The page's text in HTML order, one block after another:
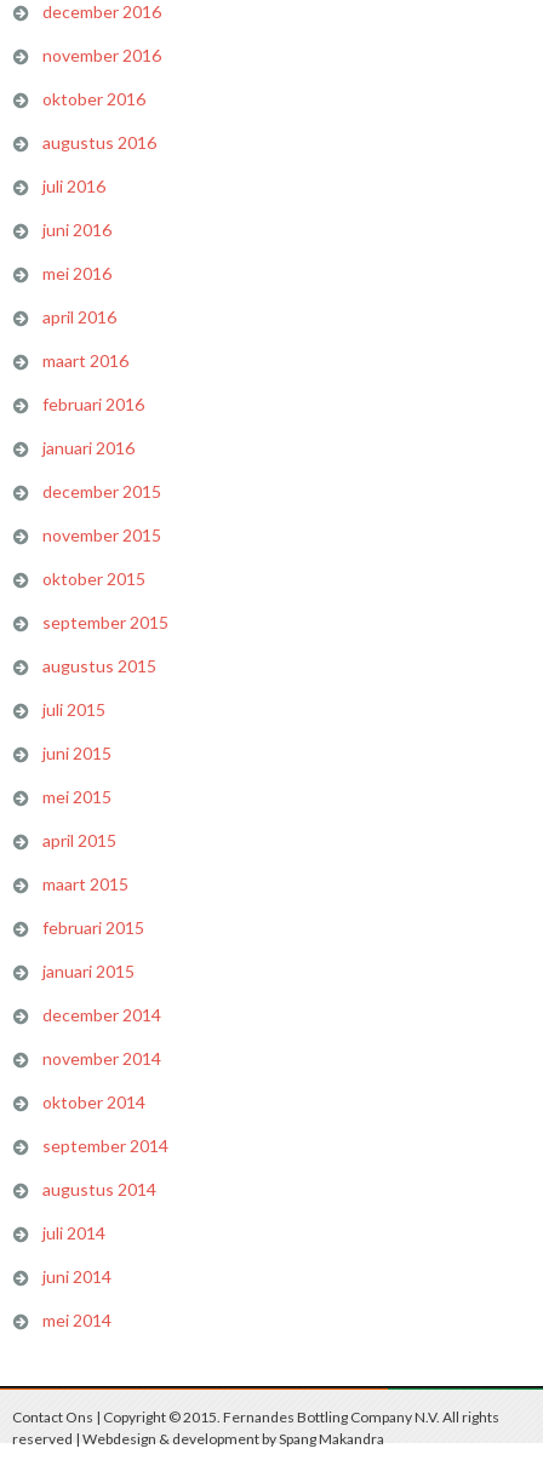
december 2016
november 2016
oktober 2016
augustus 2016
juli 2016
juni 2016
mei 2016
april 2016
maart 2016
februari 2016
januari 2016
december 2015
november 2015
oktober 2015
september 2015
augustus 2015
juli 2015
juni 2015
mei 2015
april 2015
maart 2015
februari 2015
januari 2015
december 2014
november 2014
oktober 2014
september 2014
augustus 2014
juli 2014
juni 2014
mei 2014
Contact Ons | Copyright © 2015. Fernandes Bottling Company N.V. All rights
reserved | Webdesign & development bySpang Makandra